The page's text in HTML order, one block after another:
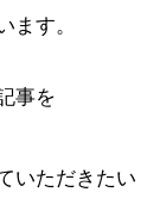
す。
事を
いただきたい